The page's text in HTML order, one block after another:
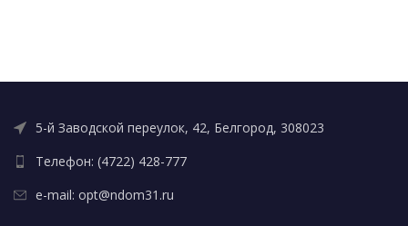
5-й Заводской переулок, 42, Белгород, 308023
Телефон: (4722) 428-777
e-mail: opt@ndom31.ru